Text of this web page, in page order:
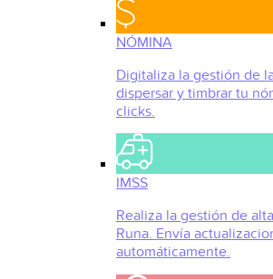
NÓMINA
Digitaliza la gestión de
dispersar y timbrar tu
clicks.
IMSS
Realiza la gestión de
Runa. Envía
automáticamente.